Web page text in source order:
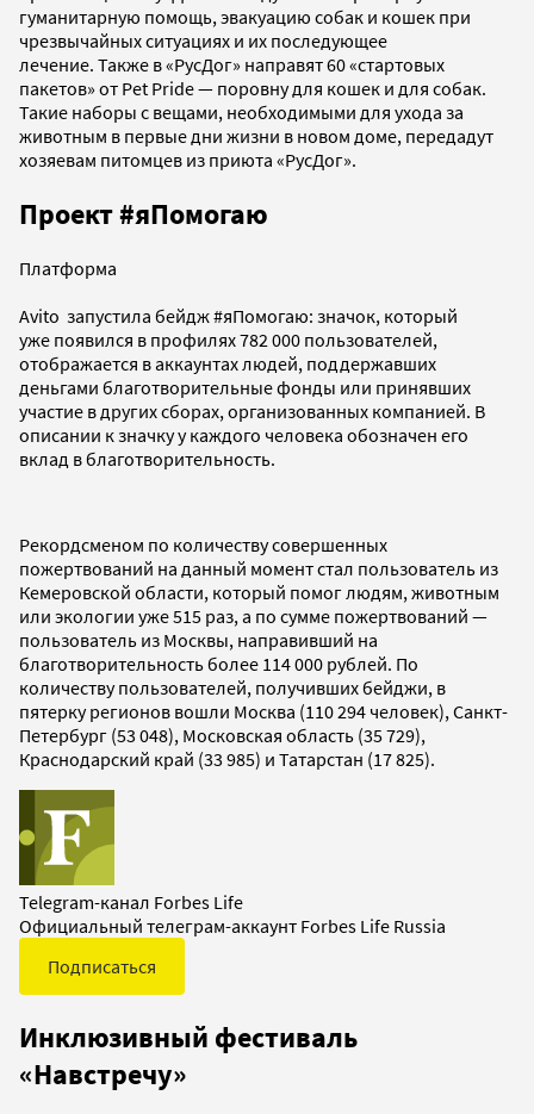
гуманитарную помощь, эвакуацию собак и кошек при
чрезвычайных ситуациях и их последующее
лечение. Также в «РусДог» направят 60 «стартовых
пакетов» от Pet Pride — поровну для кошек и для собак.
Такие наборы с вещами, необходимыми для ухода за
животным в первые дни жизни в новом доме, передадут
хозяевам питомцев из приюта «РусДог».
Проект #яПомогаю
Платформа
Avito запустила бейдж #яПомогаю: значок, который
уже появился в профилях 782 000 пользователей,
отображается в аккаунтах людей, поддержавших
деньгами благотворительные фонды или принявших
участие в других сборах, организованных компанией. В
описании к значку у каждого человека обозначен его
вклад в благотворительность.
Рекордсменом по количеству совершенных
пожертвований на данный момент стал пользователь из
Кемеровской области, который помог людям, животным
или экологии уже 515 раз, а по сумме пожертвований —
пользователь из Москвы, направивший на
благотворительность более 114 000 рублей. По
количеству пользователей, получивших бейджи, в
пятерку регионов вошли Москва (110 294 человек), Санкт-
Петербург (53 048), Московская область (35 729),
Краснодарский край (33 985) и Татарстан (17 825).
Telegram-канал Forbes Life
Официальный телеграм-аккаунт Forbes Life Russia
Подписаться
Инклюзивный фестиваль
«Навстречу»